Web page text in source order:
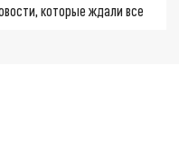
которые ждали все